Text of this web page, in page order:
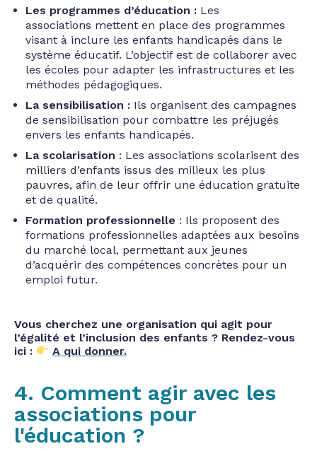
Les programmes d’éducation : Les
associations mettent en place des programmes
visant à inclure les enfants handicapés dans le
système éducatif. L’objectif est de collaborer avec
les écoles pour adapter les infrastructures et les
méthodes pédagogiques.
La sensibilisation : Ils organisent des campagnes
de sensibilisation pour combattre les préjugés
envers les enfants handicapés.
La scolarisation : Les associations scolarisent des
milliers d’enfants issus des milieux les plus
pauvres, afin de leur offrir une éducation gratuite
et de qualité.
Formation professionnelle : Ils proposent des
formations professionnelles adaptées aux besoins
du marché local, permettant aux jeunes
d’acquérir des compétences concrètes pour un
emploi futur.
Vous cherchez une organisation qui agit pour
l’égalité et l’inclusion des enfants ? Rendez-vous
ici :
A qui donner.
4. Comment agir avec les
associations pour
l'éducation ?